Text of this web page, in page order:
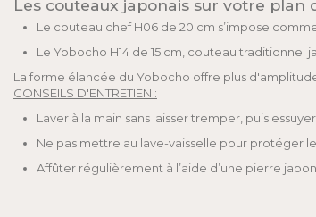
Les couteaux japonais sur votre plan
Le couteau chef H06 de 20 cm s’impose
Le Yobocho H14 de 15 cm, couteau
La forme élancée du Yobocho offre plus
CONSEILS D'ENTRETIEN :
Laver à la main sans laisser tremper, puis
Ne pas mettre au lave-vaisselle pour protéger
Affûter régulièrement à l’aide d’une pierre